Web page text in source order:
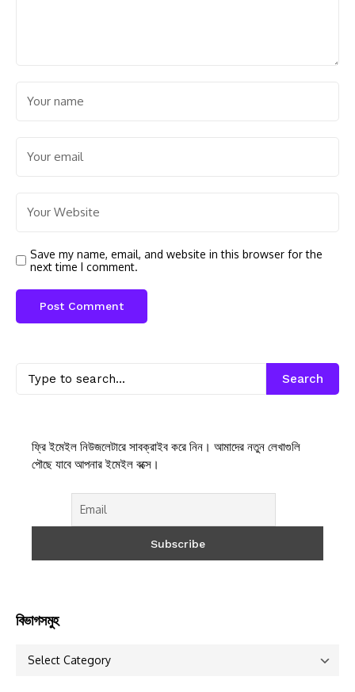
Save my name, email, and website in this browser for the
next time I comment.
Search
ফ্রি ইমেইল নিউজলেটারে সাবক্রাইব করে নিন। আমাদের নতুন লেখাগুলি
পৌছে যাবে আপনার ইমেইল বক্সে।
বিভাগসমুহ